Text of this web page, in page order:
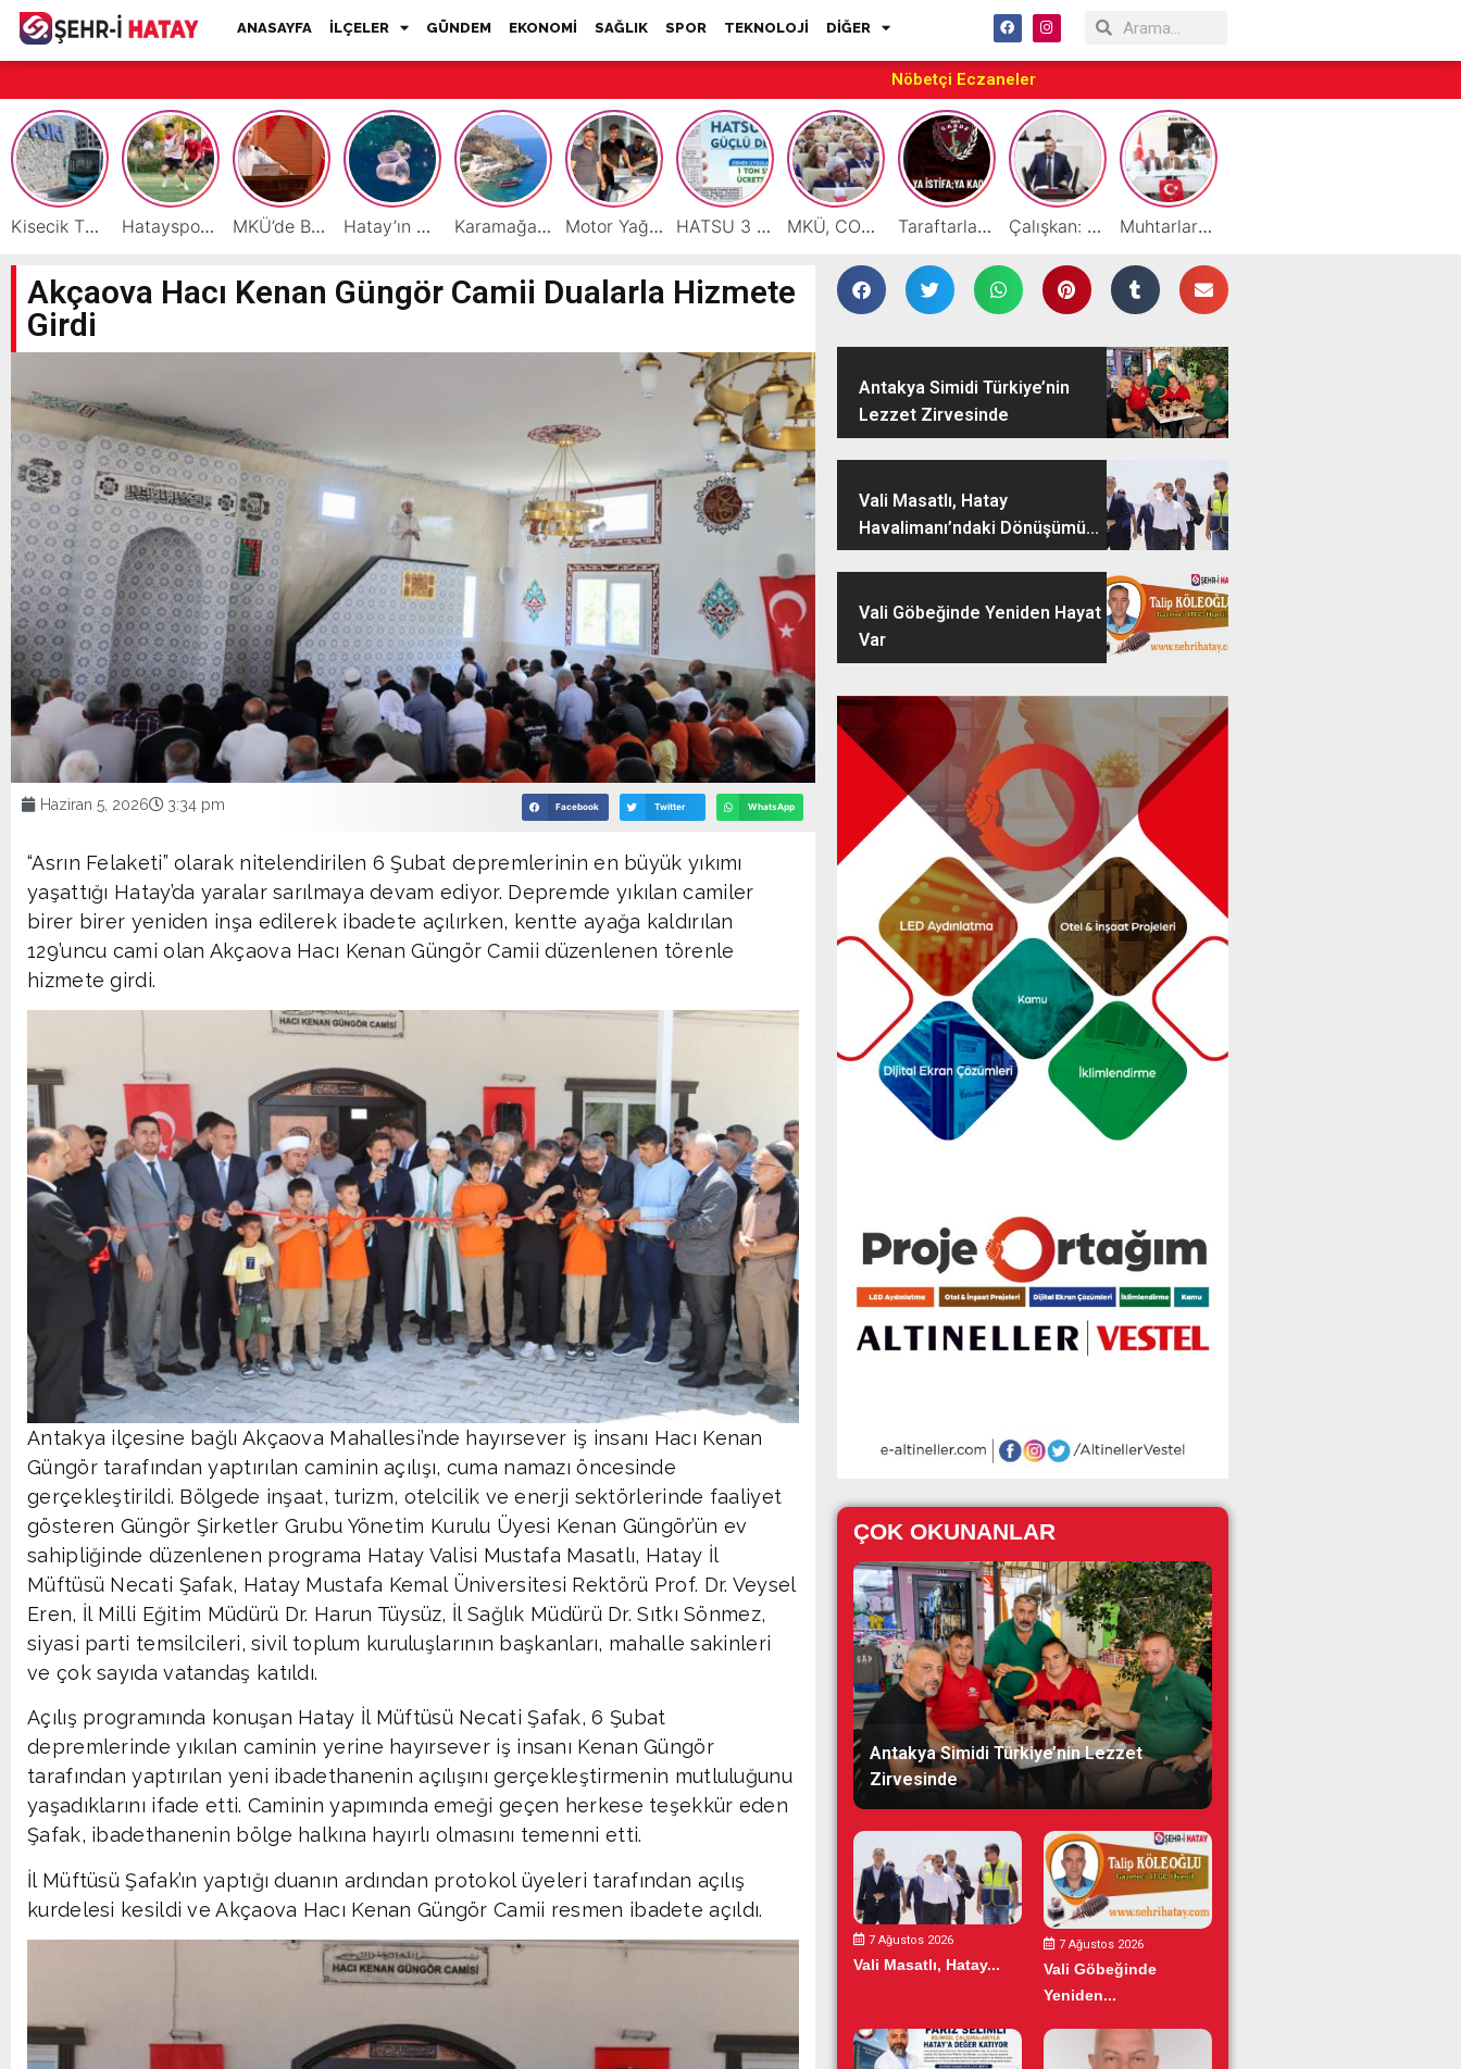
ANASAYFA İLÇELER GÜNDEM EKONOMİ SAĞLIK SPOR TEKNOLOJİ DİĞER
Nöbetçi Eczaneler
Kisecik TOKİ’lere Toplu Ulaşım Hizmeti Başladı Hatayspor’daki büyük kriz gençler için büyük bir fırsat MKÜ’de BAP ve TÜBİTAK 1001 Projeleri Masaya Yatırıldı Hatay’ın Deniz ve Sahillerini Kirleten Tesislere Ceza Yağdı! Karamağara Koyu Doğu Akdeniz’in Turizm Yıldızı Oluyor Motor Yağı ve Aküde Güvenilir Hizmet Antakya’da Başladı HATSU 3 İlçede Ağustos Ayı Faturalarında Bir Ton Suyu Ücretsiz Tanımladı MKÜ, COP31 Hazırlık Sürecinde Bilim Diplomasisine Katkı Sunacak Taraftarlar Sessizlik değil ÇÖZÜM istiyor Çalışkan: “Gazze Elden Gidiyor, Garantörler Daha Ne Bekliyor?” Muhtarlardan HATSO’ya Ziyaret
Akçaova Hacı Kenan Güngör Camii Dualarla Hizmete
Girdi
Haziran 5, 2026 3:34 pm Facebook Twitter WhatsApp
“Asrın Felaketi” olarak nitelendirilen 6 Şubat depremlerinin en büyük yıkımı
yaşattığı Hatay’da yaralar sarılmaya devam ediyor. Depremde yıkılan camiler
birer birer yeniden inşa edilerek ibadete açılırken, kentte ayağa kaldırılan
129’uncu cami olan Akçaova Hacı Kenan Güngör Camii düzenlenen törenle
hizmete girdi.
Antakya ilçesine bağlı Akçaova Mahallesi’nde hayırsever iş insanı Hacı Kenan
Güngör tarafından yaptırılan caminin açılışı, cuma namazı öncesinde
gerçekleştirildi. Bölgede inşaat, turizm, otelcilik ve enerji sektörlerinde faaliyet
gösteren Güngör Şirketler Grubu Yönetim Kurulu Üyesi Kenan Güngör’ün ev
sahipliğinde düzenlenen programa Hatay Valisi Mustafa Masatlı, Hatay İl
Müftüsü Necati Şafak, Hatay Mustafa Kemal Üniversitesi Rektörü Prof. Dr. Veysel
Eren, İl Milli Eğitim Müdürü Dr. Harun Tüysüz, İl Sağlık Müdürü Dr. Sıtkı Sönmez,
siyasi parti temsilcileri, sivil toplum kuruluşlarının başkanları, mahalle sakinleri
ve çok sayıda vatandaş katıldı.
Açılış programında konuşan Hatay İl Müftüsü Necati Şafak, 6 Şubat
depremlerinde yıkılan caminin yerine hayırsever iş insanı Kenan Güngör
tarafından yaptırılan yeni ibadethanenin açılışını gerçekleştirmenin mutluluğunu
yaşadıklarını ifade etti. Caminin yapımında emeği geçen herkese teşekkür eden
Şafak, ibadethanenin bölge halkına hayırlı olmasını temenni etti.
İl Müftüsü Şafak’ın yaptığı duanın ardından protokol üyeleri tarafından açılış
kurdelesi kesildi ve Akçaova Hacı Kenan Güngör Camii resmen ibadete açıldı.
Antakya Simidi Türkiye’nin
Lezzet Zirvesinde
Vali Masatlı, Hatay
Havalimanı’ndaki Dönüşümü...
Vali Göbeğinde Yeniden Hayat
Var
ÇOK OKUNANLAR
Antakya Simidi Türkiye’nin Lezzet
Zirvesinde
7 Ağustos 2026
Vali Masatlı, Hatay...
7 Ağustos 2026
Vali Göbeğinde
Yeniden...